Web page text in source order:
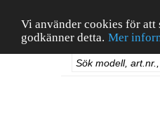
Vi använder cookies för att
godkänner detta. Mer